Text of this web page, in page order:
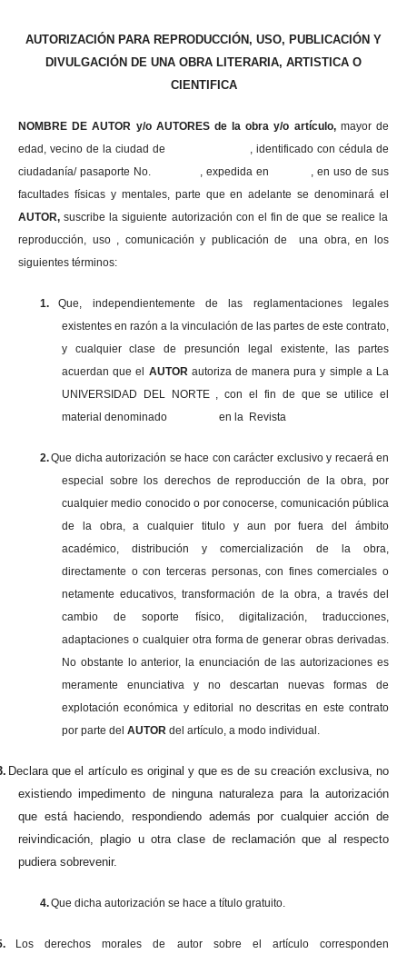
AUTORIZACIÓN PARA REPRODUCCIÓN, USO, PUBLICACIÓN Y
DIVULGACIÓN DE UNA OBRA LITERARIA, ARTISTICA O
CIENTIFICA
NOMBRE DE AUTOR y/o AUTORES de la obra y/o artículo, mayor de
edad, vecino de la ciudad de , identificado con cédula de
ciudadanía/ pasaporte No. , expedida en , en uso de sus
facultades físicas y mentales, parte que en adelante se denominará el
AUTOR,suscribe la siguiente autorización con el fin de que se realice la
reproducción, uso , comunicación y publicación de una obra, en los
siguientes términos:
1.
Que, independientemente de las reglamentaciones legales
existentes en razón a la vinculación de las partes de este contrato,
y cualquier clase de presunción legal existente, las partes
acuerdan que el AUTOR autoriza de manera pura y simple a La
UNIVERSIDAD DEL NORTE , con el fin de que se utilice el
material denominado en la Revista
2.Que dicha autorización se hace con carácter exclusivo y recaerá en
especial sobre los derechos de reproducción de la obra, por
cualquier medio conocido o por conocerse, comunicación pública
de la obra, a cualquier titulo y aun por fuera del ámbito
académico, distribución y comercialización de la obra,
directamente o con terceras personas, con fines comerciales o
netamente educativos, transformación de la obra, a través del
cambio de soporte físico, digitalización, traducciones,
adaptaciones o cualquier otra forma de generar obras derivadas.
No obstante lo anterior, la enunciación de las autorizaciones es
meramente enunciativa y no descartan nuevas formas de
explotación económica y editorial no descritas en este contrato
por parte del AUTORdel artículo, a modo individual.
Declara que el artículo es original y que es de su creación exclusiva, no
existiendo impedimento de ninguna naturaleza para la autorización
que está haciendo, respondiendo además por cualquier acción de
reivindicación, plagio u otra clase de reclamación que al respecto
pudiera sobrevenir.
4.Que dicha autorización se hace a título gratuito.
Los derechos morales de autor sobre el artículo corresponden